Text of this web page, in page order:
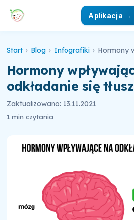
Aplikacja →
Start › Blog › Infografiki ›
Hormony
odkładanie się
Zaktualizowano: 13.11.2021
1 min czytania